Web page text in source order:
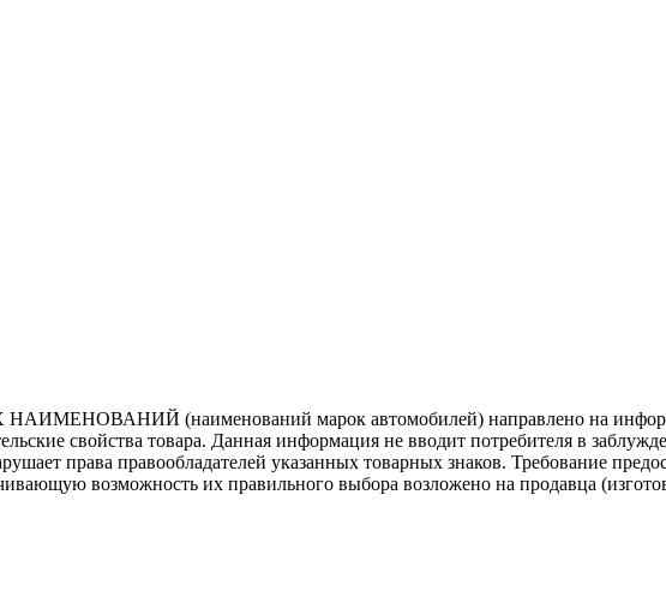
(наименований марок автомобилей) направлено на
свойства товара. Данная информация не вводит потребителя в
права правообладателей указанных товарных знаков. Требование
возможность их правильного выбора возложено на продавца